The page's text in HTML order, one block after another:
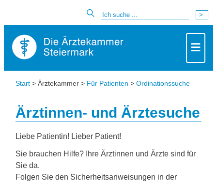
Start > Ärztekammer > Für Patienten > Ordinationssuche
Ärztinnen- und Ärztesuche
Liebe Patientin! Lieber Patient!
Sie brauchen Hilfe? Ihre Ärztinnen und Ärzte sind für
Sie da.
Folgen Sie den Sicherheitsanweisungen in der